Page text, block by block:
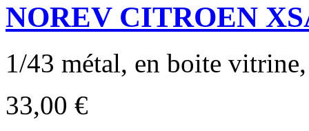
NOREV CITROEN
1/43 métal, en boite
33,00 €